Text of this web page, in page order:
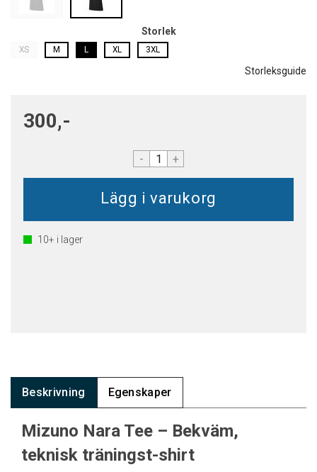
Storlek
XS M L XL 3XL
Storleksguide
300,-
- +
10+ i lager
Beskrivning Egenskaper
Mizuno Nara Tee – Bekväm,
teknisk träningst-shirt